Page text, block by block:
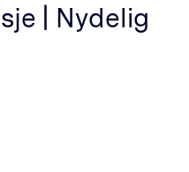
| Nydelig